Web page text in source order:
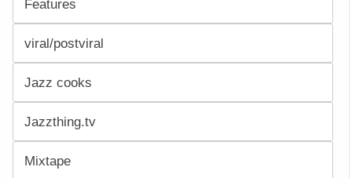
Features
viral/postviral
Jazz cooks
Jazzthing.tv
Mixtape